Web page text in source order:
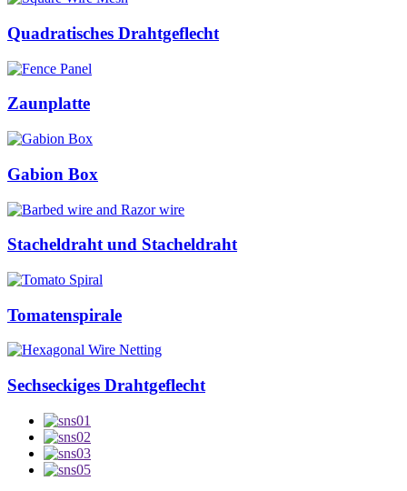
Quadratisches Drahtgeflecht
Zaunplatte
Gabion Box
Stacheldraht und Stacheldraht
Tomatenspirale
Sechseckiges Drahtgeflecht